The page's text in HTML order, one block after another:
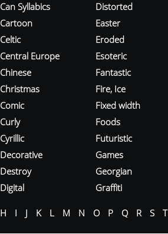
Can Syllabics
Cartoon
Celtic
Central Europe
Chinese
Christmas
Comic
Curly
Cyrillic
Decorative
Destroy
Digital
Distorted
Easter
Eroded
Esoteric
Fantastic
Fire, Ice
Fixed width
Foods
Futuristic
Games
Georgian
Graffiti
H I J K L M N O P Q R S T